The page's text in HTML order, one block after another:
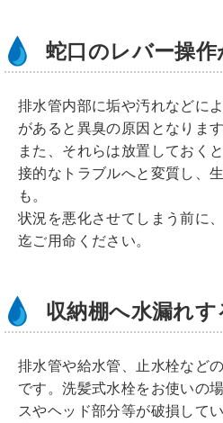
蛇口のレバー操
排水管内部に垢や汚れなどに
があると異臭の原因となります
また、それらは放置しておく
接的なトラブルへと変質し、
も。
状況を悪化させてしまう前に
迄ご用命ください。
収納棚へ水漏れす
排水管や給水管、止水栓など
です。洗髪式水栓をお使いの
スやヘッド部分等が破損して